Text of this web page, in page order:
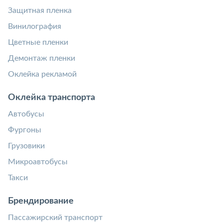
Защитная пленка
Винилография
Цветные пленки
Демонтаж пленки
Оклейка рекламой
Оклейка транспорта
Автобусы
Фургоны
Грузовики
Микроавтобусы
Такси
Брендирование
Пассажирский транспорт